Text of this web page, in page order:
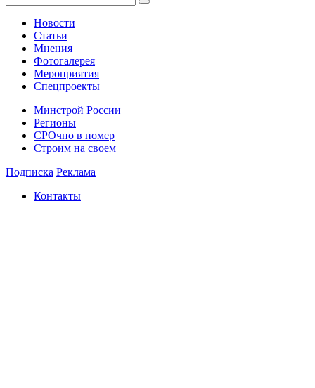
Новости
Статьи
Мнения
Фотогалерея
Мероприятия
Спецпроекты
Минстрой России
Регионы
СРОчно в номер
Строим на своем
Подписка Реклама
Контакты